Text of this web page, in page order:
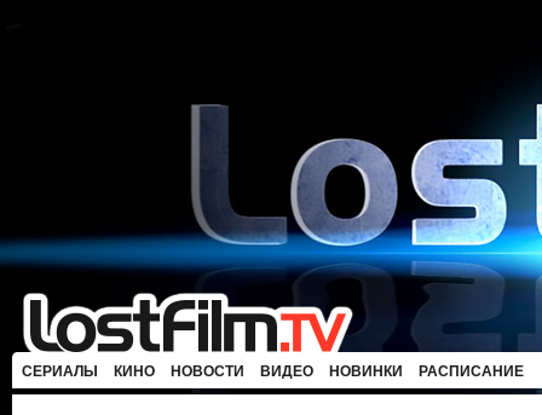
СЕРИАЛЫ КИНО НОВОСТИ ВИДЕО НОВИНКИ РАСПИСАНИЕ